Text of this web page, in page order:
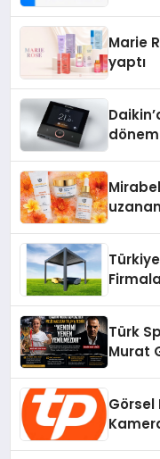
Marie
yaptı
Türk
Murat
Görsel